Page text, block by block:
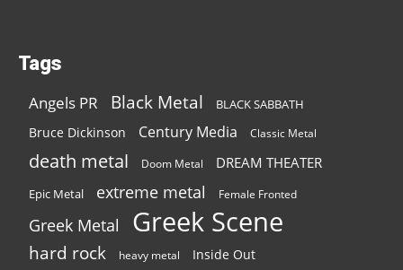
Tags
Angels PR Black Metal BLACK SABBATH
Bruce Dickinson Century Media Classic Metal
death metal Doom Metal DREAM THEATER
Epic Metal extreme metal Female Fronted
Greek Metal Greek Scene
hard rock heavy metal Inside Out